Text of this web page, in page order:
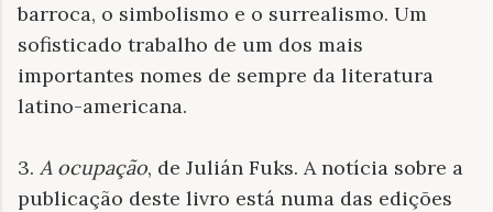
barroca, o simbolismo e o surrealismo. Um
sofisticado trabalho de um dos mais
importantes nomes de sempre da literatura
latino-americana.
3. A ocupação, de Julián Fuks. A notícia sobre a
publicação deste livro está numa das edições